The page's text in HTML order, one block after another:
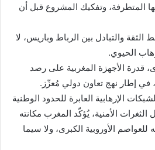
المتطرفة، وتفكيك المشروع قبل أن
والتبادل بين الرباط وباريس، لا
الحيوي.
قدرة الأجهزة المغربية على رصد
في إطار نهج تعاون دولي مُعزّز.
الإرهابية العابرة للحدود الوطنية
الأمنية، يُؤكّد المغرب مكانته
الأوروبية الكبرى، ولا سيما